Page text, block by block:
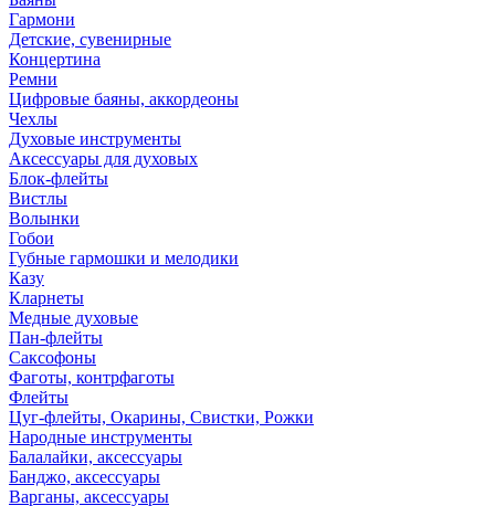
Гармони
Детские, сувенирные
Концертина
Ремни
Цифровые баяны, аккордеоны
Чехлы
Духовые инструменты
Аксессуары для духовых
Блок-флейты
Вистлы
Волынки
Гобои
Губные гармошки и мелодики
Казу
Кларнеты
Медные духовые
Пан-флейты
Саксофоны
Фаготы, контрфаготы
Флейты
Цуг-флейты, Окарины, Свистки, Рожки
Народные инструменты
Балалайки, аксессуары
Банджо, аксессуары
Варганы, аксессуары